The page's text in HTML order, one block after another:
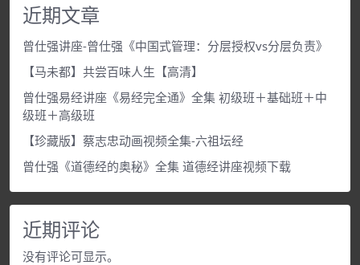
近期文章
曾仕强讲座-曾仕强《中国式管理：分层授权vs分层负责》
【马未都】共尝百味人生【高清】
曾仕强易经讲座《易经完全通》全集 初级班＋基础班＋中
级班＋高级班
【珍藏版】蔡志忠动画视频全集-六祖坛经
曾仕强《道德经的奥秘》全集 道德经讲座视频下载
近期评论
没有评论可显示。